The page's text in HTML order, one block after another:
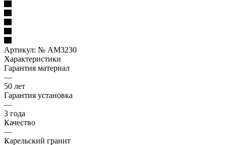
Артикул: № AM3230
Характеристики
Гарантия материал
—
50 лет
Гарантия установка
—
3 года
Качество
—
Карельский гранит